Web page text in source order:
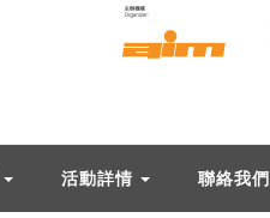
活動詳情 聯絡我們